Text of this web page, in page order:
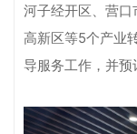
河子经开区、营
高新区等5个产业
导服务工作，并预